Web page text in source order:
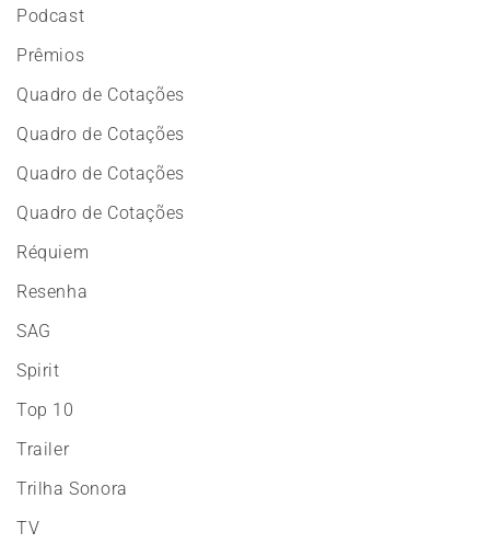
Podcast
Prêmios
Quadro de Cotações
Quadro de Cotações
Quadro de Cotações
Quadro de Cotações
Réquiem
Resenha
SAG
Spirit
Top 10
Trailer
Trilha Sonora
TV